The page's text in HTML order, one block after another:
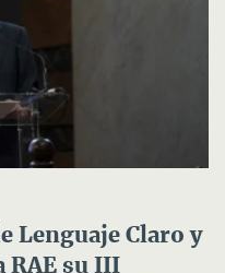
Lenguaje Claro y
RAE su III